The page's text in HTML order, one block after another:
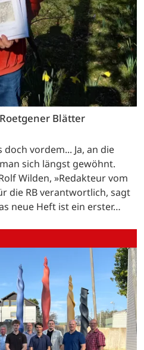
Blätter
vordem... Ja, an die
sich längst gewöhnt.
Wilden, »Redakteur vom
die RB verantwortlich, sagt
neue Heft ist ein erster…